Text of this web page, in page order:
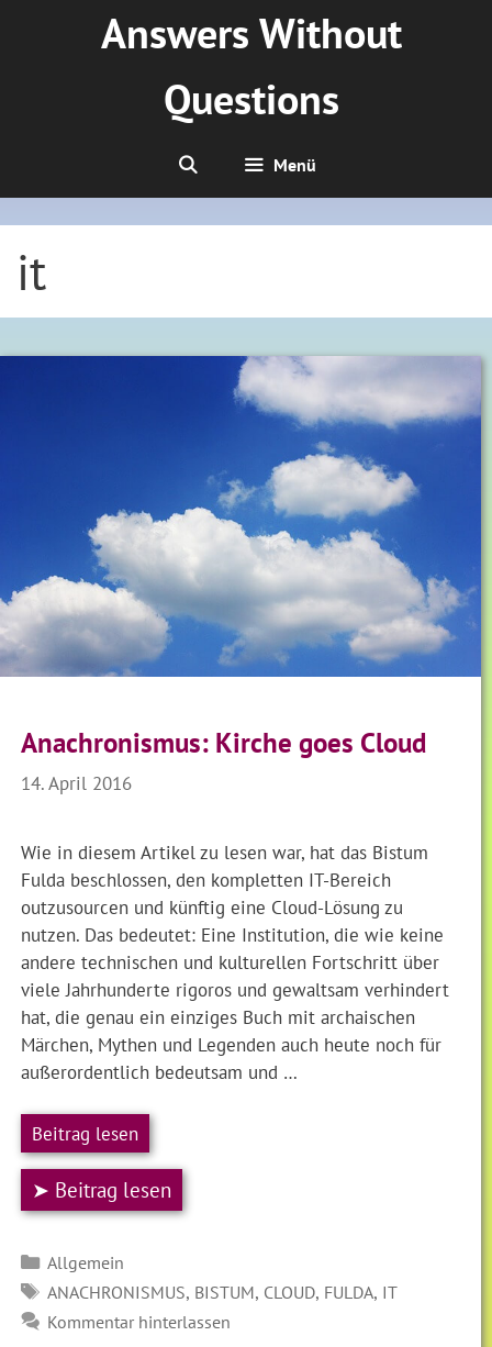
Answers Without
Questions
Menü
it
Anachronismus: Kirche goes Cloud
14. April 2016
Wie in diesem Artikel zu lesen war, hat das Bistum
Fulda beschlossen, den kompletten IT-Bereich
outzusourcen und künftig eine Cloud-Lösung zu
nutzen. Das bedeutet: Eine Institution, die wie keine
andere technischen und kulturellen Fortschritt über
viele Jahrhunderte rigoros und gewaltsam verhindert
hat, die genau ein einziges Buch mit archaischen
Märchen, Mythen und Legenden auch heute noch für
außerordentlich bedeutsam und …
Beitrag lesen
➤ Beitrag lesen
Kategorien
Allgemein
SCHLAGWÖRTER
ANACHRONISMUS, BISTUM, CLOUD, FULDA, IT
Kommentar hinterlassen